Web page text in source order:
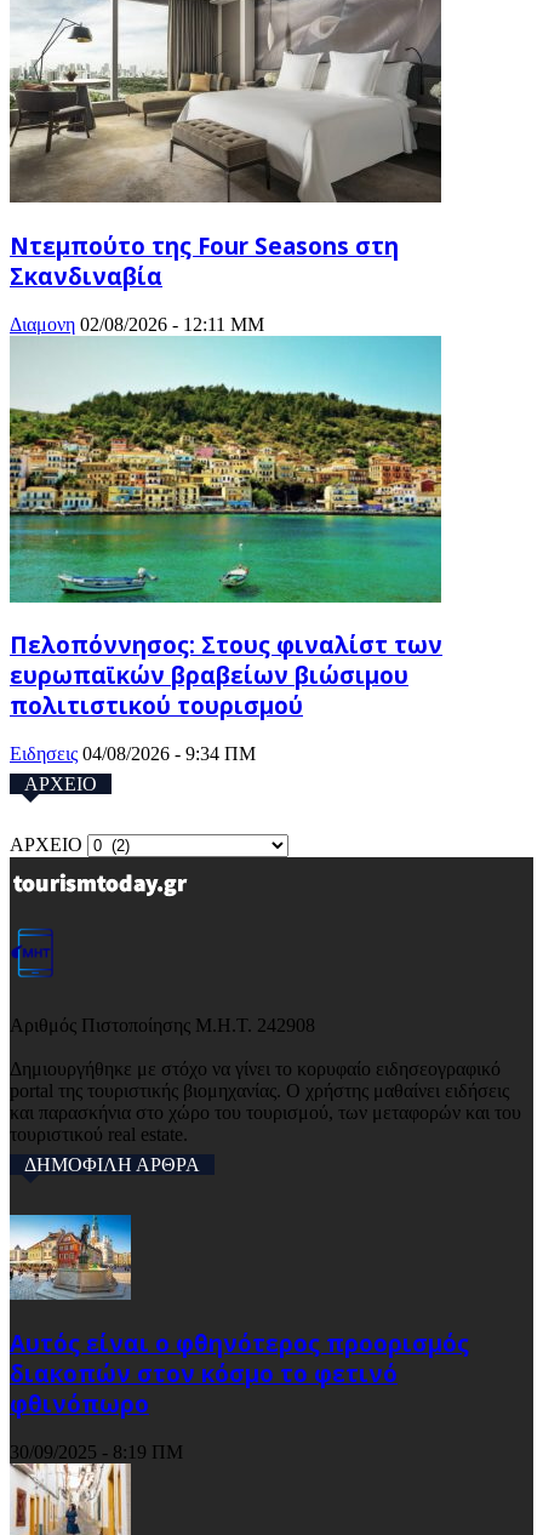
Ντεμπούτο της Four Seasons στη
Σκανδιναβία
Διαμονη 02/08/2026 - 12:11 ΜΜ
Πελοπόννησος: Στους φιναλίστ των
ευρωπαϊκών βραβείων βιώσιμου
πολιτιστικού τουρισμού
Ειδησεις 04/08/2026 - 9:34 ΠΜ
ΑΡΧΕΙΟ
ΑΡΧΕΙΟ
Αριθμός Πιστοποίησης Μ.Η.Τ. 242908
Δημιουργήθηκε με στόχο να γίνει το κορυφαίο ειδησεογραφικό
portal της τουριστικής βιομηχανίας. Ο χρήστης μαθαίνει ειδήσεις
και παρασκήνια στο χώρο του τουρισμού, των μεταφορών και του
τουριστικού real estate.
ΔΗΜΟΦΙΛΗ ΑΡΘΡΑ
Αυτός είναι ο φθηνότερος προορισμός
διακοπών στον κόσμο το φετινό
φθινόπωρο
30/09/2025 - 8:19 ΠΜ